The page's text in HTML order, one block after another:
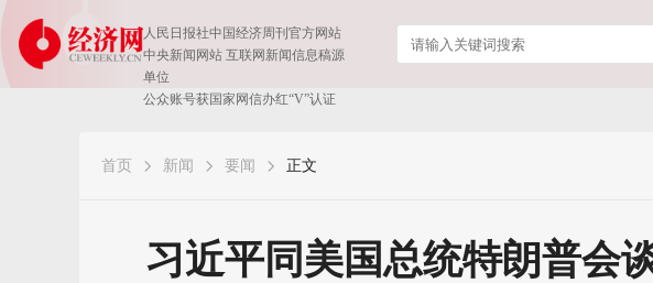
人民日报社中国经济周刊官方网站
中央新闻网站 互联网新闻信息稿源
单位
公众账号获国家网信办红“V”认证
首页 新闻 要闻 正文
习近平同美国总统特朗普会